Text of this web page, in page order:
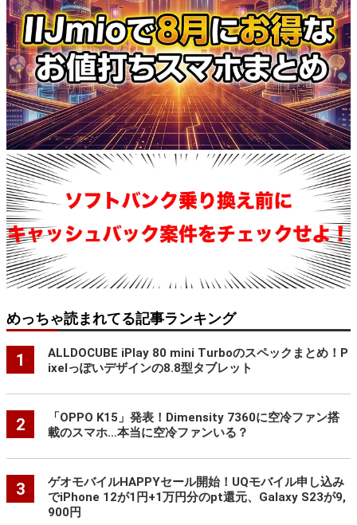
めっちゃ読まれてる記事ランキング
1
ALLDOCUBE iPlay 80 mini Turboのスペックまとめ！P
ixelっぽいデザインの8.8型タブレット
2
「OPPO K15」発表！Dimensity 7360に空冷ファン搭
載のスマホ…本当に空冷ファンいる？
3
ゲオモバイルHAPPYセール開始！UQモバイル申し込み
でiPhone 12が1円+1万円分のpt還元、Galaxy S23が9,
900円